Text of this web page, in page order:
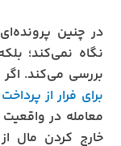
در چنین
نگاه نمی‌کند؛
بررسی می‌کند. اگر
برای فرار از
معامله در
خارج کردن مال